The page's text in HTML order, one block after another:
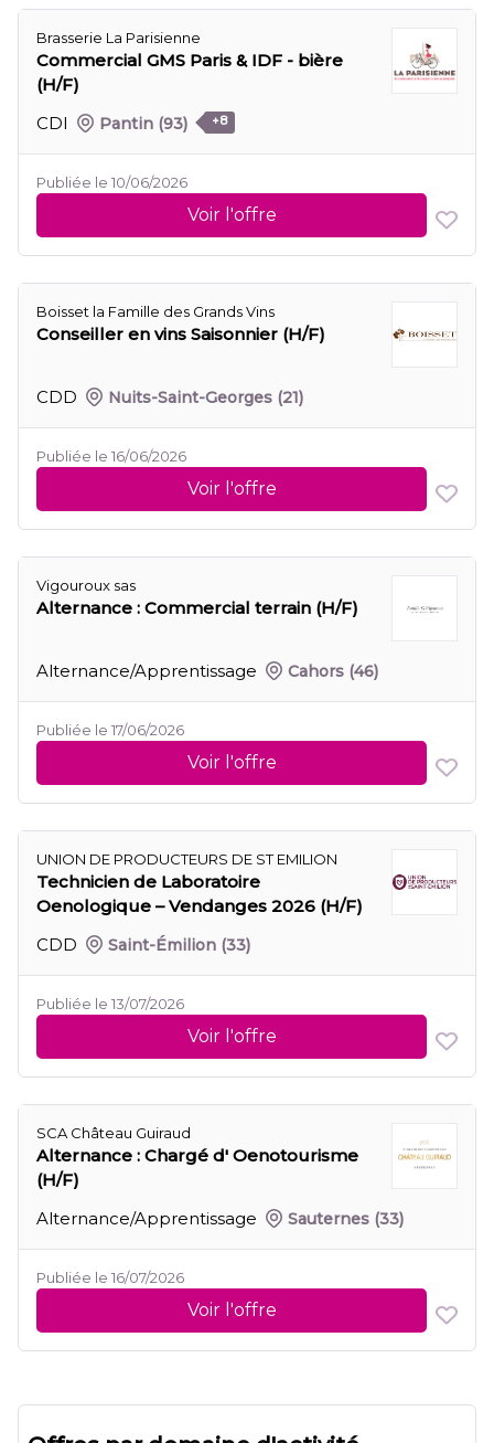
Brasserie La Parisienne
Commercial GMS Paris & IDF - bière
(H/F)
CDI
Pantin (93) +8
Publiée le 10/06/2026
Voir l'offre
Boisset la Famille des Grands Vins
Conseiller en vins Saisonnier (H/F)
CDD Nuits-Saint-Georges (21)
Publiée le 16/06/2026
Voir l'offre
Vigouroux sas
Alternance : Commercial terrain (H/F)
Alternance/Apprentissage Cahors (46)
Publiée le 17/06/2026
Voir l'offre
UNION DE PRODUCTEURS DE ST EMILION
Technicien de Laboratoire
Oenologique – Vendanges 2026 (H/F)
CDD
Saint-Émilion (33)
Publiée le 13/07/2026
Voir l'offre
SCA Château Guiraud
Alternance : Chargé d' Oenotourisme
(H/F)
Alternance/Apprentissage
Sauternes (33)
Publiée le 16/07/2026
Voir l'offre